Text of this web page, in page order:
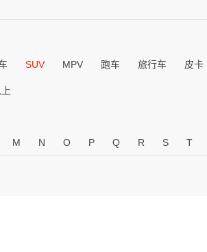
SUV MPV 跑车 旅行车 皮卡
M N O P Q R S T